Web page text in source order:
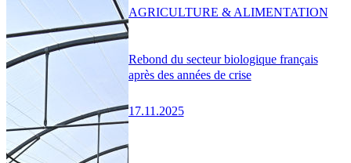
Rebond du secteur biologique français
après des années de crise
17.11.2025
AGRICULTURE & ALIMENTATION